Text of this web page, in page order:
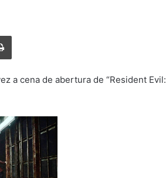
Imprimir
a cena de abertura de “Resident Evil: